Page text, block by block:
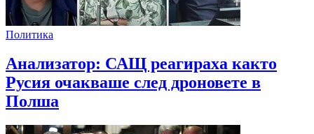
Политика
Анализатор: САЩ реагираха както
Русия очакваше след дроновете в
Полша